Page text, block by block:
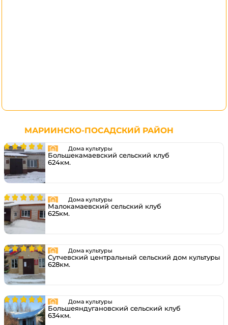
МАРИИНСКО-ПОСАДСКИЙ РАЙОН
Дома культуры
Большекамаевский сельский клуб
624км.
Дома культуры
Малокамаевский сельский клуб
625км.
Дома культуры
Сутчевский центральный сельский дом культуры
628км.
Дома культуры
Большеяндугановский сельский клуб
634км.